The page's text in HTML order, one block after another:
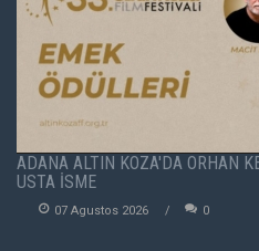
ADANA ALTIN KOZA'DA ORHAN
USTA İSME
07 Agustos 2026 0